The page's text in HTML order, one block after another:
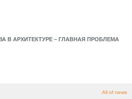
All of news
В АРХИТЕКТУРЕ – ГЛАВНАЯ ПРОБЛЕМА